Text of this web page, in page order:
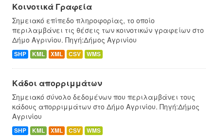
Κοινοτικά Γραφεία
Σημειακό επίπεδο πληροφορίας, το οποίο
περιλαμβάνει τις θέσεις των κοινοτικών γραφείων στο
Δήμο Αγρινίου. Πηγή:Δήμος Αγρινίου
SHP KML XML CSV WMS
Κάδοι απορριμμάτων
Σημειακό σύνολο δεδομένων που περιλαμβάνει τους
κάδους απορριμμάτων στο Δήμο Αγρινίου. Πηγή:Δήμος
Αγρινίου
SHP KML XML CSV WMS